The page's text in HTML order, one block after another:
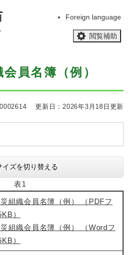
Foreign language
閲覧補助
員名簿（例）
更新日：2026年3月18日更新
イズを切り替える
表1
組織会員名簿（例） （PDFフ
）
組織会員名簿（例） （Wordフ
）